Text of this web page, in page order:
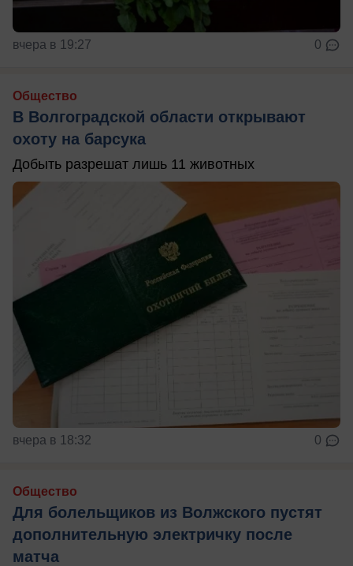
вчера в 19:27 0
Общество
В Волгоградской области открывают
охоту на барсука
Добыть разрешат лишь 11 животных
вчера в 18:32 0
Общество
Для болельщиков из Волжского пустят
дополнительную электричку после
матча